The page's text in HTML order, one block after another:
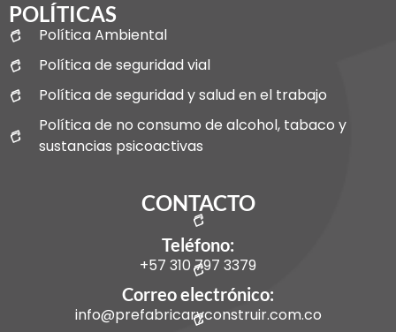
POLÍTICAS
Política Ambiental
Política de seguridad vial
Política de seguridad y salud en el trabajo
Política de no consumo de alcohol, tabaco y
sustancias psicoactivas
CONTACTO
Teléfono:
+57 310 797 3379
Correo electrónico:
info@prefabricaryconstruir.com.co